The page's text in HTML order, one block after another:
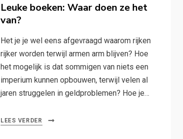
Leuke boeken: Waar doen ze het
van?
Het je je wel eens afgevraagd waarom rijken
rijker worden terwijl armen arm blijven? Hoe
het mogelijk is dat sommigen van niets een
imperium kunnen opbouwen, terwijl velen al
jaren struggelen in geldproblemen? Hoe je…
LEES VERDER